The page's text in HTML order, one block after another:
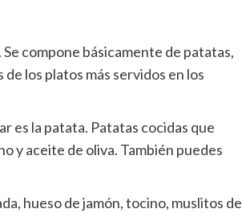
compone básicamente de patatas,
los platos más servidos en los
es la patata. Patatas cocidas que
y aceite de oliva. También puedes
hueso de jamón, tocino, muslitos de